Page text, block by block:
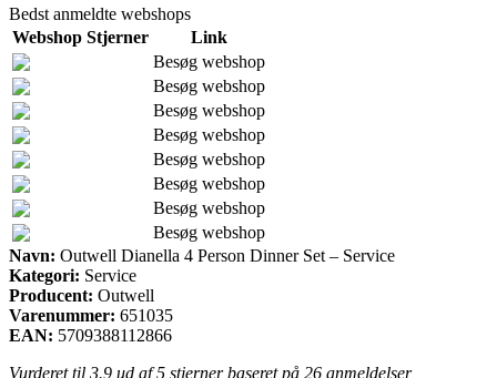
Bedst anmeldte webshops
Webshop Stjerner
Link
Besøg webshop
Besøg webshop
Besøg webshop
Besøg webshop
Besøg webshop
Besøg webshop
Besøg webshop
Besøg webshop
Navn: Outwell Dianella 4 Person Dinner Set – Service
Kategori: Service
Producent: Outwell
Varenummer: 651035
EAN: 5709388112866
Vurderet til 3.9 ud af 5 stjerner baseret på 26 anmeldelser